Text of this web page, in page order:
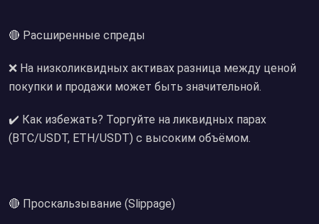
🔴 Расширенные спреды
❌ На низколиквидных активах разница между ценой
покупки и продажи может быть значительной.
✔️ Как избежать? Торгуйте на ликвидных парах
(BTC/USDT, ETH/USDT) с высоким объёмом.
🔴 Проскальзывание (Slippage)